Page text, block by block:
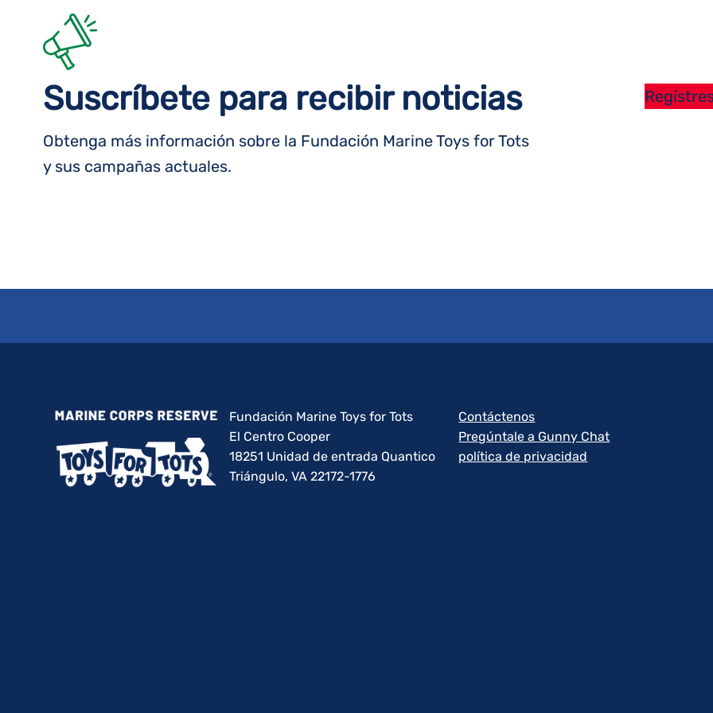
Suscríbete para recibir noticias
Obtenga más información sobre la Fundación Marine Toys for Tots
y sus campañas actuales.
Fundación Marine Toys for Tots
El Centro Cooper
18251 Unidad de entrada Quantico
Triángulo, VA 22172-1776
Contáctenos
Pregúntale a Gunny Chat
política de privacidad